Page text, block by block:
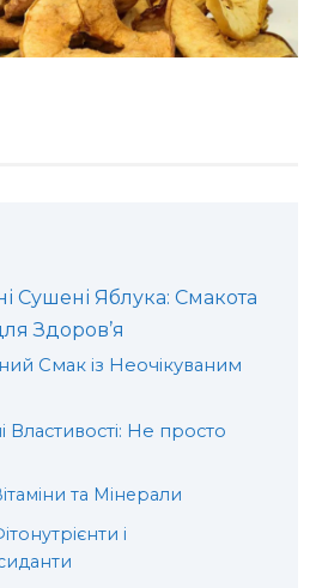
Сушені Яблука: Смакота
Здоров’я
Смак із Неочікуваним
Властивості: Не просто
та Мінерали
і